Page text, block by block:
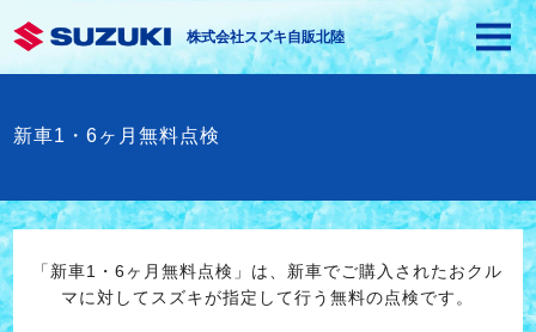
株式会社スズキ自販北陸
新車1・6ヶ月無料点検
「新車1・6ヶ月無料点検」は、新車でご購入されたおクル
マに対してスズキが指定して行う無料の点検です。